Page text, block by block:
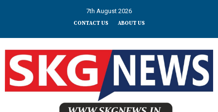
7th August 2026
CONTACT US ABOUT US